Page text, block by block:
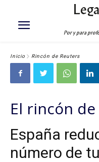
Por y para
Inicio Rincón de Reuters
El rincón
España
número de